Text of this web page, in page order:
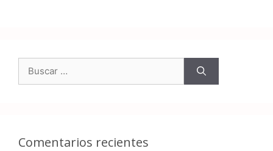
Comentarios recientes